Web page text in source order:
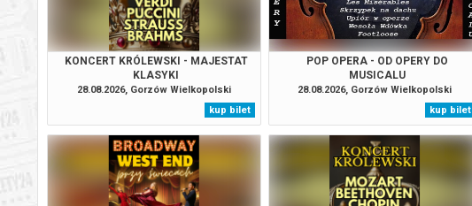
KONCERT KRÓLEWSKI - MAJESTAT
KLASYKI
28.08.2026, Gorzów Wielkopolski
kup bilet
POP OPERA - OD OPERY DO
MUSICALU
28.08.2026, Gorzów Wielkopolski
kup bilet